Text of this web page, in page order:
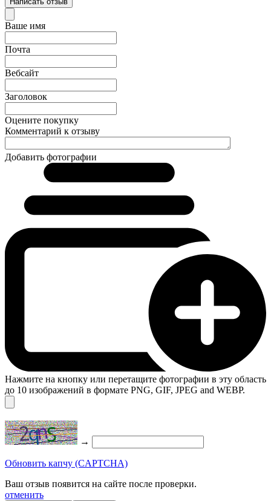
Ваше имя
Почта
Вебсайт
Заголовок
Оцените покупку
Комментарий к отзыву
Добавить фотографии
Нажмите на кнопку или перетащите фотографии в эту область
до 10 изображений в формате PNG, GIF, JPEG and WEBP.
→
Обновить капчу (CAPTCHA)
Ваш отзыв появится на сайте после проверки.
отменить